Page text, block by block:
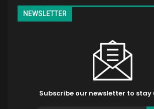
NEWSLETTER
Subscribe our newsletter to